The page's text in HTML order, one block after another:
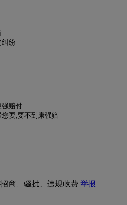
纠纷
强赔付
要,要不到康强赔
商、骚扰、违规收费举报